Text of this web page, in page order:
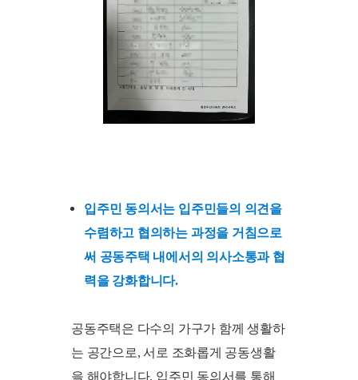
입주민 동의서는 입주민들의 의견을
수렴하고 협의하는 과정을 거침으로
써 공동주택 내에서의 의사소통과 협
력을 강화합니다.
공동주택은 다수의 가구가 함께 생활하
는 공간으로, 서로 조화롭게 공동생활
을 해야합니다. 입주민 동의서를 통해